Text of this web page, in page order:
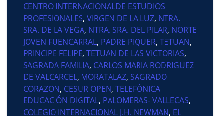
CENTRO INTERNACIONALDE ESTUDIOS
PROFESIONALES, VIRGEN DE LA LUZ, NTRA.
SRA. DE LA VEGA, NTRA. SRA. DEL PILAR, NORTE
JOVEN FUENCARRAL, PADRE PIQUER, TETUAN,
PRINCIPE FELIPE, TETUAN DE LAS VICTORIAS,
SAGRADA FAMILIA, CARLOS MARIA RODRIGUEZ
DE VALCARCEL, MORATALAZ, SAGRADO
CORAZON, CESUR OPEN, TELEFÓNICA
EDUCACIÓN DIGITAL, PALOMERAS- VALLECAS,
COLEGIO INTERNACIONAL J.H. NEWMAN, EL